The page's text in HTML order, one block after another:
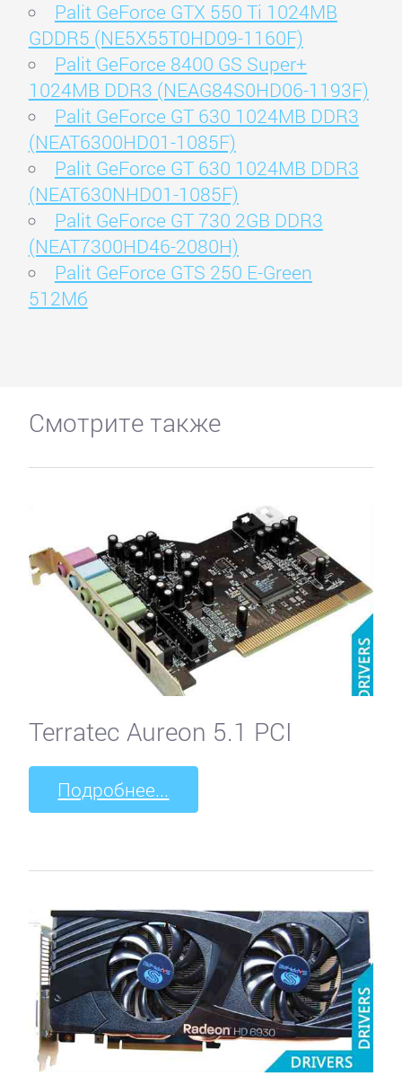
Palit GeForce GTX 550 Ti 1024MB
GDDR5 (NE5X55T0HD09-1160F)
Palit GeForce 8400 GS Super+
1024MB DDR3 (NEAG84S0HD06-1193F)
Palit GeForce GT 630 1024MB DDR3
(NEAT6300HD01-1085F)
Palit GeForce GT 630 1024MB DDR3
(NEAT630NHD01-1085F)
Palit GeForce GT 730 2GB DDR3
(NEAT7300HD46-2080H)
Palit GeForce GTS 250 E-Green
512Мб
Смотрите также
Terratec Aureon 5.1 PCI
Подробнее...